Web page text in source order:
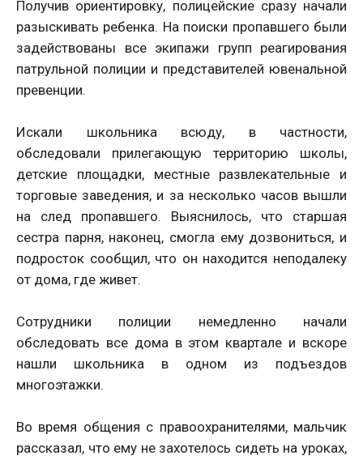
Получив ориентировку, полицейские сразу начали
разыскивать ребенка. На поиски пропавшего были
задействованы все экипажи групп реагирования
патрульной полиции и представителей ювенальной
превенции.
Искали школьника всюду, в частности,
обследовали прилегающую территорию школы,
детские площадки, местные развлекательные и
торговые заведения, и за несколько часов вышли
на след пропавшего. Выяснилось, что старшая
сестра парня, наконец, смогла ему дозвониться, и
подросток сообщил, что он находится неподалеку
от дома, где живет.
Сотрудники полиции немедленно начали
обследовать все дома в этом квартале и вскоре
нашли школьника в одном из подъездов
многоэтажки.
Во время общения с правоохранителями, мальчик
рассказал, что ему не захотелось сидеть на уроках,